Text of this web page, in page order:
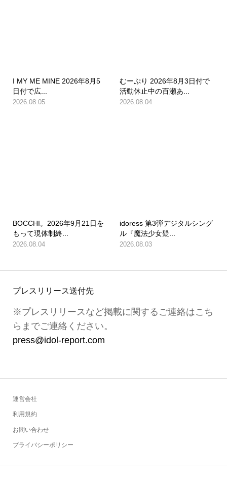
I MY ME MINE 2026年8月5
日付で広...
2026.08.05
むーぷり 2026年8月3日付で
活動休止中の百瀬あ...
2026.08.04
BOCCHI。2026年9月21日を
もって現体制終...
2026.08.04
idoress 第3弾デジタルシング
ル『魔法少女疑...
2026.08.03
プレスリリース送付先
※プレスリリースなど掲載に関するご連絡はこち
らまでご連絡ください。
press@idol-report.com
運営会社
利用規約
お問い合わせ
プライバシーポリシー